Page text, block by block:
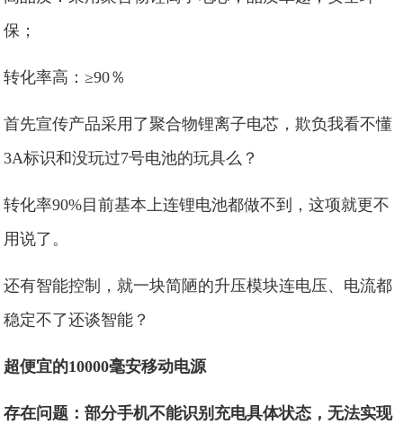
保；
转化率高：≥90％
首先宣传产品采用了聚合物锂离子电芯，欺负我看不懂
3A标识和没玩过7号电池的玩具么？
转化率90%目前基本上连锂电池都做不到，这项就更不
用说了。
还有智能控制，就一块简陋的升压模块连电压、电流都
稳定不了还谈智能？
超便宜的10000毫安移动电源
存在问题：部分手机不能识别充电具体状态，无法实现